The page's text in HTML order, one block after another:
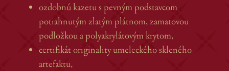
ozdobnú kazetu s pevným podstavcom
potiahnutým zlatým plátnom, zamatovou
podložkou a polyakrylátovým krytom,
certifikát originality umeleckého skleného
artefaktu,